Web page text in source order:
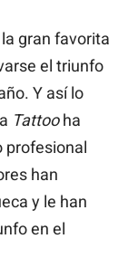
gran favorita
el triunfo
Y así lo
Tattooha
profesional
han
y le han
en el